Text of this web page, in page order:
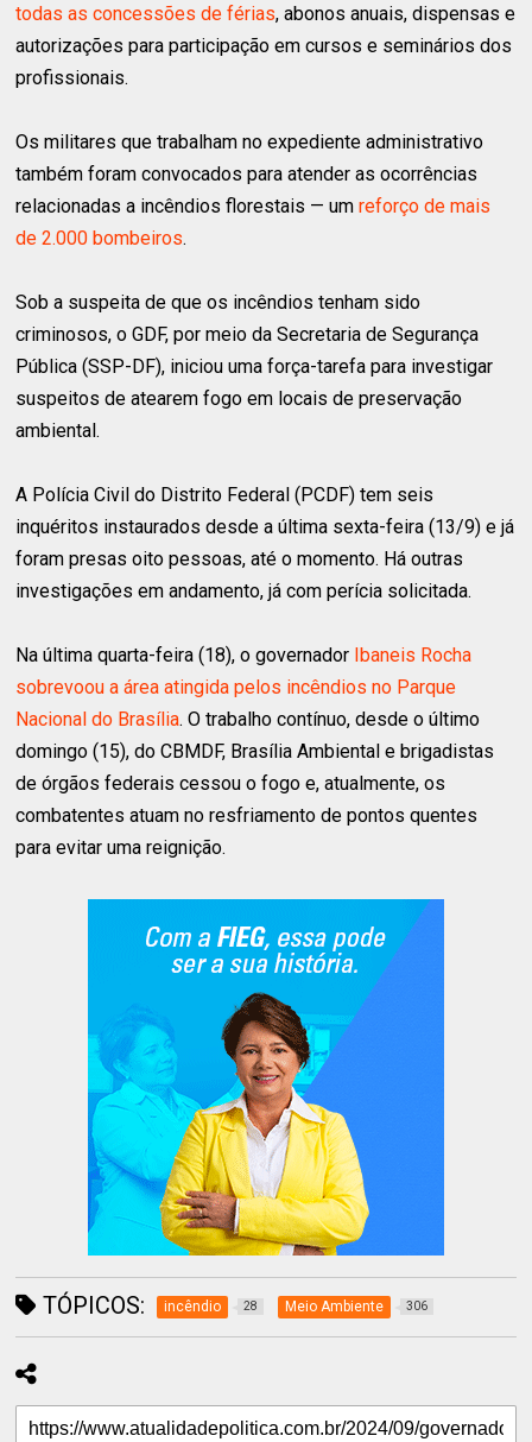
todas as concessões de férias, abonos anuais, dispensas e
autorizações para participação em cursos e seminários dos
profissionais.
Os militares que trabalham no expediente administrativo
também foram convocados para atender as ocorrências
relacionadas a incêndios florestais — umreforço de mais
de 2.000 bombeiros.
Sob a suspeita de que os incêndios tenham sido
criminosos, o GDF, por meio da Secretaria de Segurança
Pública (SSP-DF), iniciou uma força-tarefa para investigar
suspeitos de atearem fogo em locais de preservação
ambiental.
A Polícia Civil do Distrito Federal (PCDF) tem seis
inquéritos instaurados desde a última sexta-feira (13/9) e já
foram presas oito pessoas, até o momento. Há outras
investigações em andamento, já com perícia solicitada.
Na última quarta-feira (18), o governador Ibaneis Rocha
sobrevoou a área atingida pelos incêndios no Parque
Nacional do Brasília. O trabalho contínuo, desde o último
domingo (15), do CBMDF, Brasília Ambiental e brigadistas
de órgãos federais cessou o fogo e, atualmente, os
combatentes atuam no resfriamento de pontos quentes
para evitar uma reignição.
TÓPICOS: incêndio 28 Meio Ambiente 306